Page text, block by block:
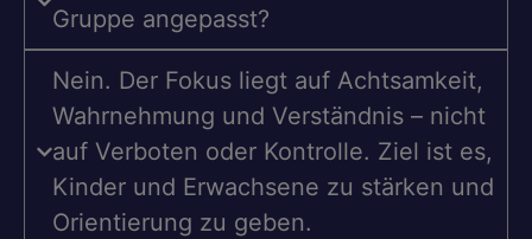
Gruppe angepasst?
Nein. Der Fokus liegt auf Achtsamkeit,
Wahrnehmung und Verständnis – nicht
auf Verboten oder Kontrolle. Ziel ist es,
Kinder und Erwachsene zu stärken und
Orientierung zu geben.